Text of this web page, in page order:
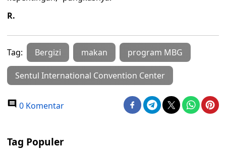
R.
Tag: Bergizi makan program MBG
Sentul International Convention Center
0 Komentar
Tag Populer